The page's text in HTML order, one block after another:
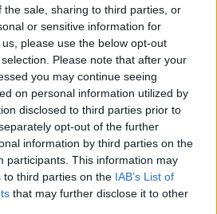
the sale, sharing to third parties, or
or sensitive information for
please use the below opt-out
Please note that after your
you may continue seeing
on personal information utilized by
disclosed to third parties prior to
opt-out of the further
information by third parties on the
participants. This information may
to third parties on the IAB’s List of
that may further disclose it to other
separado
desechable sobre el
el ojo
delineador de ojos en el
a lo largo de la línea de las
que se suavice el adhesivo